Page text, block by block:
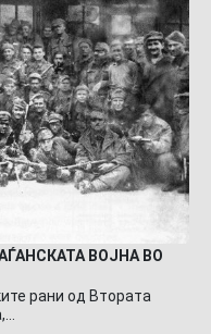
ВОЈНА ВО
рани од Втората